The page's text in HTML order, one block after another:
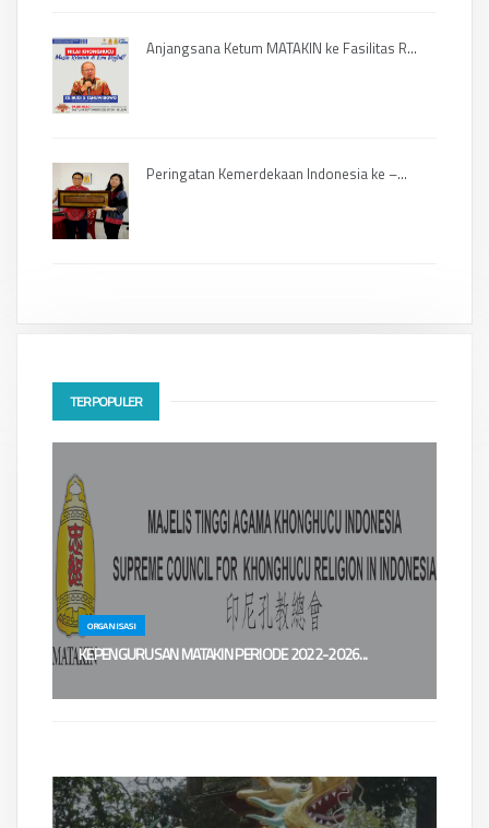
Anjangsana Ketum MATAKIN ke Fasilitas R...
Peringatan Kemerdekaan Indonesia ke –...
TERPOPULER
ORGANISASI
KEPENGURUSAN MATAKIN PERIODE 2022-2026...